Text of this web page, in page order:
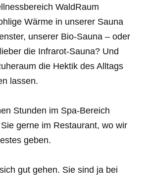
WaldRaum
Wärme in unserer Sauna
unserer Bio-Sauna – oder
die Infrarot-Sauna? Und
die Hektik des Alltags
lassen.
Stunden im Spa-Bereich
gerne im Restaurant, wo wir
geben.
gut gehen. Sie sind ja bei